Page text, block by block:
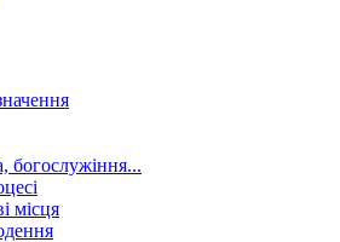
богослужіння...
місця